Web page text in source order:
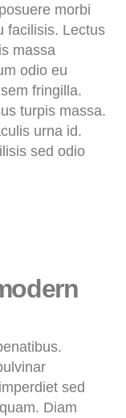
morbi
facilisis. Lectus
massa
odio eu
fringilla.
turpis massa.
urna id.
sed odio
sed
Diam